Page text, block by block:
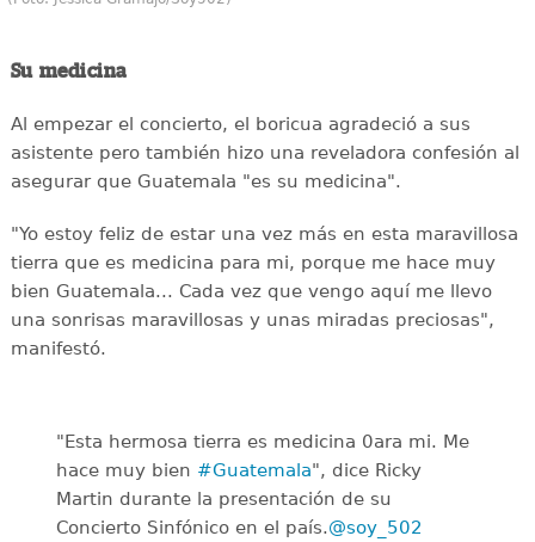
Su medicina
Al empezar el concierto, el boricua agradeció a sus
asistente pero también hizo una reveladora confesión al
asegurar que Guatemala "es su medicina".
"Yo estoy feliz de estar una vez más en esta maravillosa
tierra que es medicina para mi, porque me hace muy
bien Guatemala... Cada vez que vengo aquí me llevo
una sonrisas maravillosas y unas miradas preciosas",
manifestó.
"Esta hermosa tierra es medicina 0ara mi. Me
hace muy bien #Guatemala", dice Ricky
Martin durante la presentación de su
Concierto Sinfónico en el país.@soy_502